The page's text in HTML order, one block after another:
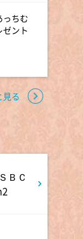
登
ー
っちむ
ント
見る
ＢＣ